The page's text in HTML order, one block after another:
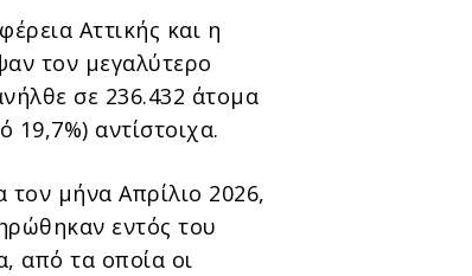
Αττικής και η
τον μεγαλύτερο
σε 236.432 άτομα
αντίστοιχα.
μήνα Απρίλιο 2026,
εντός του
από τα οποία οι